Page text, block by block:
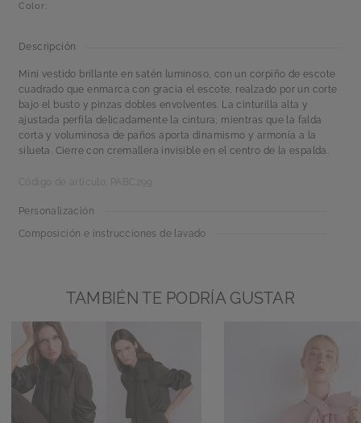
Color:
Descripción
Mini vestido brillante en satén luminoso, con un corpiño de escote
cuadrado que enmarca con gracia el escote, realzado por un corte
bajo el busto y pinzas dobles envolventes. La cinturilla alta y
ajustada perfila delicadamente la cintura, mientras que la falda
corta y voluminosa de paños aporta dinamismo y armonía a la
silueta. Cierre con cremallera invisible en el centro de la espalda.
Código de artículo: PABC299
Personalización
Composición e instrucciones de lavado
TAMBIÉN TE PODRÍA GUSTAR